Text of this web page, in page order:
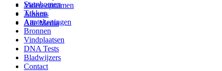
Video-opnamen
Albums
Alle Media
Stambomen
Takken
Aantekeningen
Bronnen
Vindplaatsen
DNA Tests
Bladwijzers
Contact